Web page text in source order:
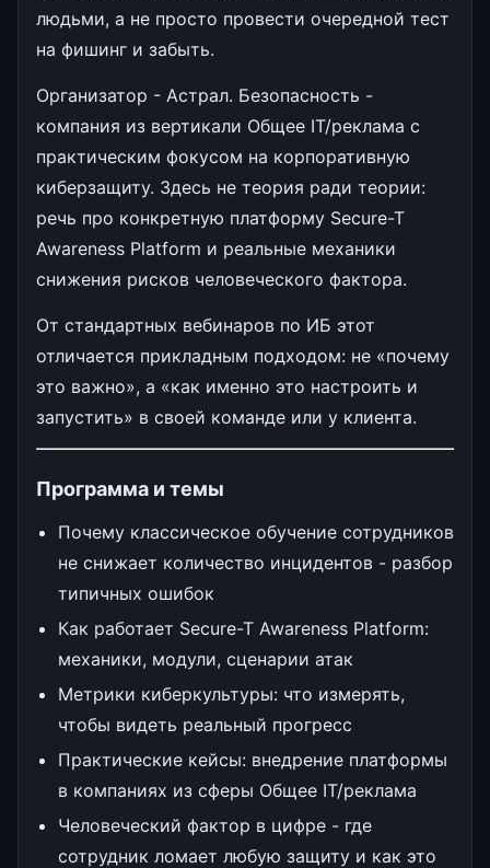
людьми, а не просто провести очередной тест
на фишинг и забыть.
Организатор - Астрал. Безопасность -
компания из вертикали Общее IT/реклама с
практическим фокусом на корпоративную
киберзащиту. Здесь не теория ради теории:
речь про конкретную платформу Secure-T
Awareness Platform и реальные механики
снижения рисков человеческого фактора.
От стандартных вебинаров по ИБ этот
отличается прикладным подходом: не «почему
это важно», а «как именно это настроить и
запустить» в своей команде или у клиента.
Программа и темы
Почему классическое обучение сотрудников
не снижает количество инцидентов - разбор
типичных ошибок
Как работает Secure-T Awareness Platform:
механики, модули, сценарии атак
Метрики киберкультуры: что измерять,
чтобы видеть реальный прогресс
Практические кейсы: внедрение платформы
в компаниях из сферы Общее IT/реклама
Человеческий фактор в цифре - где
сотрудник ломает любую защиту и как это